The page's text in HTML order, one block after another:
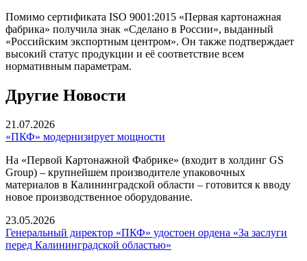
Помимо сертификата ISO 9001:2015 «Первая картонажная
фабрика» получила знак «Сделано в России», выданный
«Российским экспортным центром». Он также подтверждает
высокий статус продукции и её соответствие всем
нормативным параметрам.
Другие Новости
21.07.2026
«ПКФ» модернизирует мощности
На «Первой Картонажной Фабрике» (входит в холдинг GS
Group) – крупнейшем производителе упаковочных
материалов в Калининградской области – готовится к вводу
новое производственное оборудование.
23.05.2026
Генеральный директор «ПКФ» удостоен ордена «За заслуги
перед Калининградской областью»